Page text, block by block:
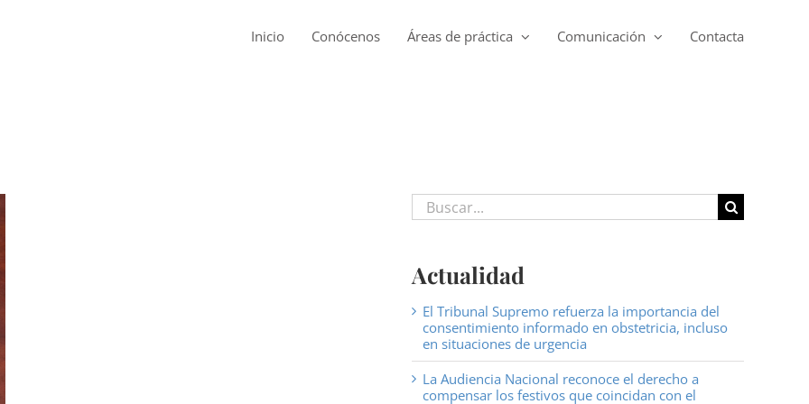
Inicio Conócenos Áreas de práctica Comunicación Contacta
Buscar:
Actualidad
El Tribunal Supremo refuerza la importancia del
consentimiento informado en obstetricia, incluso
en situaciones de urgencia
La Audiencia Nacional reconoce el derecho a
compensar los festivos que coincidan con el